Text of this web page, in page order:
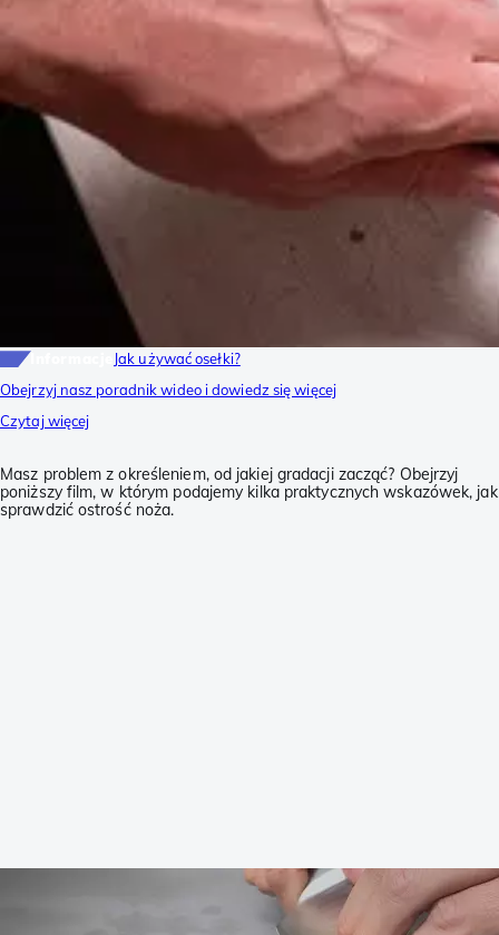
Jak używać osełki?
Obejrzyj nasz poradnik wideo i dowiedz się więcej
Czytaj więcej
Masz problem z określeniem, od jakiej gradacji zacząć? Obejrzyj
poniższy film, w którym podajemy kilka praktycznych wskazówek, jak
sprawdzić ostrość noża.